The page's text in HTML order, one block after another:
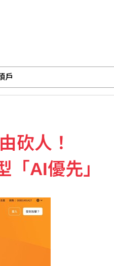
龍套
專家提醒適當就好
戶
砍人！
AI優先」